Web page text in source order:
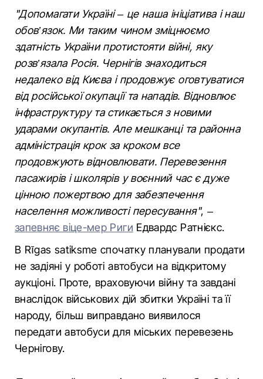
"Допомагати Україні – це наша ініціатива і наш
обов’язок. Ми таким чином зміцнюємо
здатність України протистояти війні, яку
розв’язала Росія. Чернігів знаходиться
недалеко від Києва і продовжує оговтуватися
від російської окупації та нападів. Відновлює
інфраструктуру та стикається з новими
ударами окупантів. Але мешканці та районна
адміністрація крок за кроком все
продовжують відновлювати. Перевезення
пасажирів і школярів у воєнний час є дуже
цінною пожертвою для забезпечення
населення можливості пересування", –
запевняє віце-мер Риги Едвардс Ратнієкс.
В Rīgas satiksme спочатку планували продати
не задіяні у роботі автобуси на відкритому
аукціоні. Проте, враховуючи війну та завдані
внаслідок військових дій збитки Україні та її
народу, більш виправдано виявилося
передати автобуси для міських перевезень
Чернігову.